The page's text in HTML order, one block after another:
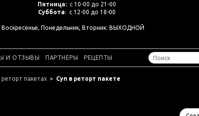
Пятница: с 10-00 до 21-00
Суббота: с 12-00 до 18-00
Воскресенье, Понедельник, Вторник: ВЫХОДНОЙ
И ОТЗЫВЫ ПАРТНЕРЫ РЕЦЕПТЫ
пакетах Суп в реторт пакете